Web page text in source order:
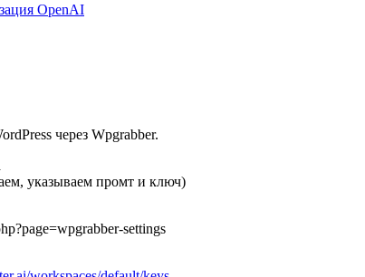
OpenAI
через Wpgrabber.
указываем промт и ключ)
settings